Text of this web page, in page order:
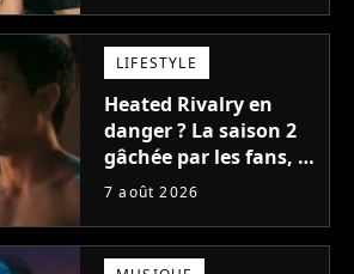
LIFESTYLE
Heated Rivalry en
danger ? La saison 2
gâchée par les fans, le
créateur pousse un
7 août 2026